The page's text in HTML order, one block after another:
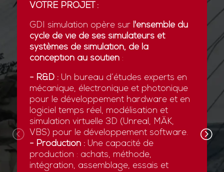
VOTRE PROJET :
GDI simulation opère sur l'ensemble du
cycle de vie de ses simulateurs et
systèmes de simulation, de la
conception au soutien:
- R&D :Un bureau d’études experts en
mécanique, électronique et photonique
pour le développement hardware et en
logiciel temps réel, modélisation et
simulation virtuelle 3D (Unreal, MÄK,
VBS) pour le développement software.
- Production :Une capacité de
production : achats, méthode,
intégration, assemblage, essais et